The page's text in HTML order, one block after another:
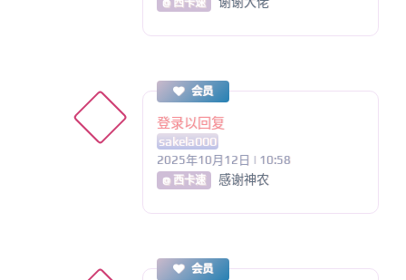
会员
登录以回复
sakela000
2025年10月12日 | 10:58
@ 西卡速 感谢神农
会员